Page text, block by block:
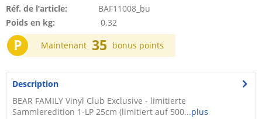
Réf. de l’article:
BAF11008_bu
Poids en kg:
0.32
P Maintenant 35 bonus points
Description
BEAR FAMILY Vinyl Club Exclusive - limitierte
Sammleredition 1-LP 25cm (limitiert auf 500...plus